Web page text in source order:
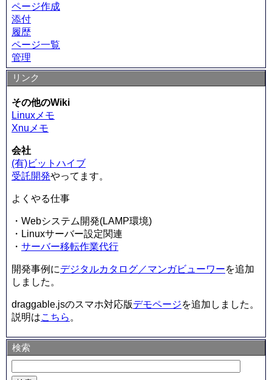
ページ作成
添付
履歴
ページ一覧
管理
リンク
その他のWiki
Linuxメモ
Xnuメモ
会社
(有)ビットハイブ
受託開発やってます。
よくやる仕事
・Webシステム開発(LAMP環境)
・Linuxサーバー設定関連
・ サーバー移転作業代行
開発事例にデジタルカタログ／マンガビューワーを追加
しました。
draggable.jsのスマホ対応版デモページを追加しました。
説明はこちら 。
検索